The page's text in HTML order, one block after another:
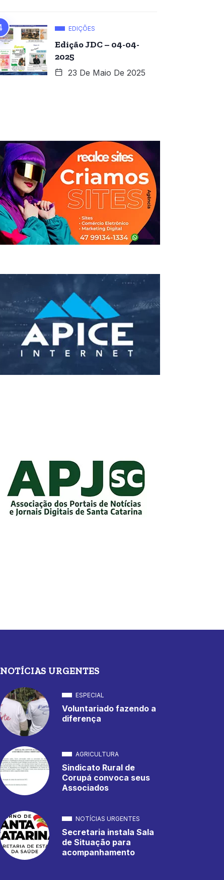
EDIÇÕES
Edição JDC – 04-04-
2025
23 De Maio De 2025
NOTÍCIAS URGENTES
ESPECIAL
Voluntariado fazendo a
diferença
AGRICULTURA
Sindicato Rural de
Corupá convoca seus
Associados
NOTÍCIAS URGENTES
Secretaria instala Sala
de Situação para
acompanhamento